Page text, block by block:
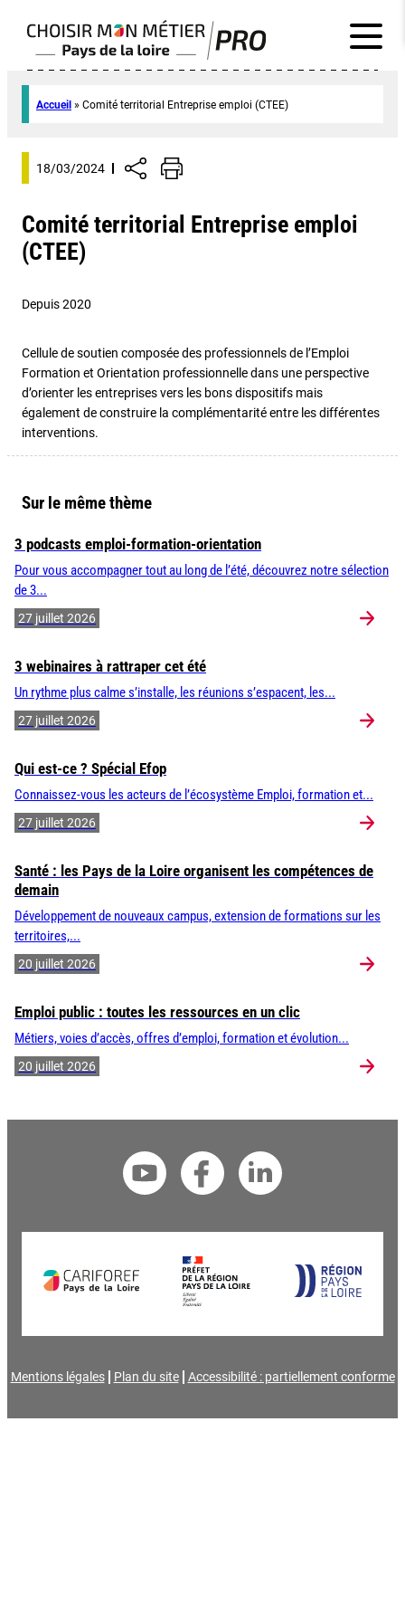
Accueil » Comité territorial Entreprise emploi (CTEE)
18/03/2024
Comité territorial Entreprise emploi
(CTEE)
Depuis 2020
Cellule de soutien composée des professionnels de l’Emploi
Formation et Orientation professionnelle dans une perspective
d’orienter les entreprises vers les bons dispositifs mais
également de construire la complémentarité entre les différentes
interventions.
Sur le même thème
3 podcasts emploi-formation-orientation
Pour vous accompagner tout au long de l’été, découvrez notre sélection
de 3...
27 juillet 2026
3 webinaires à rattraper cet été
Un rythme plus calme s’installe, les réunions s’espacent, les...
27 juillet 2026
Qui est-ce ? Spécial Efop
Connaissez-vous les acteurs de l’écosystème Emploi, formation et...
27 juillet 2026
Santé : les Pays de la Loire organisent les compétences de
demain
Développement de nouveaux campus, extension de formations sur les
territoires,...
20 juillet 2026
Emploi public : toutes les ressources en un clic
Métiers, voies d’accès, offres d’emploi, formation et évolution...
20 juillet 2026
Mentions légales Plan du site Accessibilité : partiellement conforme